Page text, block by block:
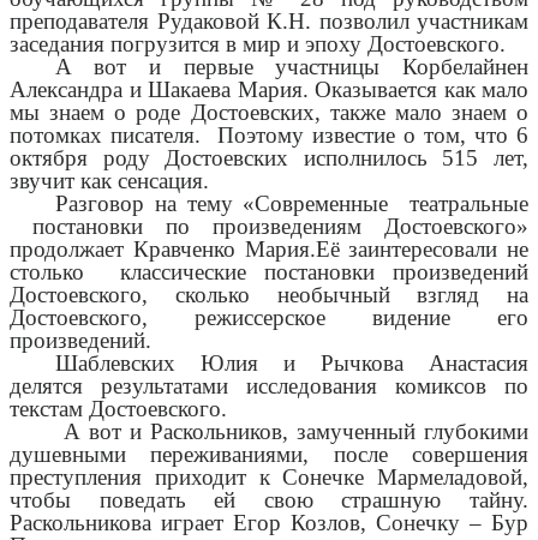
преподавателя Рудаковой К.Н. позволил участникам
заседания погрузится в мир и эпоху Достоевского.
А вот и первые участницы Корбелайнен
Александра и Шакаева Мария. Оказывается как мало
мы знаем о роде Достоевских, также мало знаем о
потомках писателя. Поэтому известие о том, что 6
октября роду Достоевских исполнилось 515 лет,
звучит как сенсация.
Разговор на тему «Современные театральные
постановки по произведениям Достоевского»
продолжает Кравченко Мария.Её заинтересовали не
столько классические постановки произведений
Достоевского, сколько необычный взгляд на
Достоевского, режиссерское видение его
произведений.
Шаблевских Юлия и Рычкова Анастасия
делятся результатами исследования комиксов по
текстам Достоевского.
А вот и Раскольников, замученный глубокими
душевными переживаниями, после совершения
преступления приходит к Сонечке Мармеладовой,
чтобы поведать ей свою страшную тайну.
Раскольникова играет Егор Козлов, Сонечку – Бур